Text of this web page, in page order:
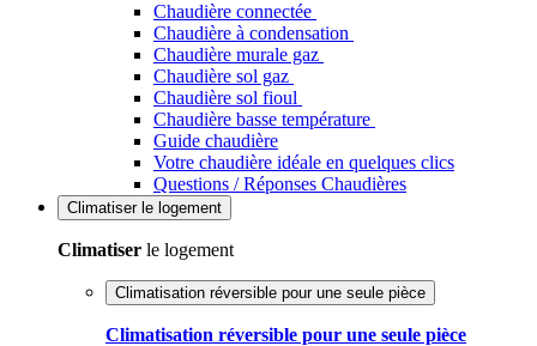
Chaudière connectée
Chaudière à condensation
Chaudière murale gaz
Chaudière sol gaz
Chaudière sol fioul
Chaudière basse température
Guide chaudière
Votre chaudière idéale en quelques clics
Questions / Réponses Chaudières
Climatiser le logement
Climatiser le logement
Climatisation réversible pour une seule pièce
Climatisation réversible pour une seule pièce